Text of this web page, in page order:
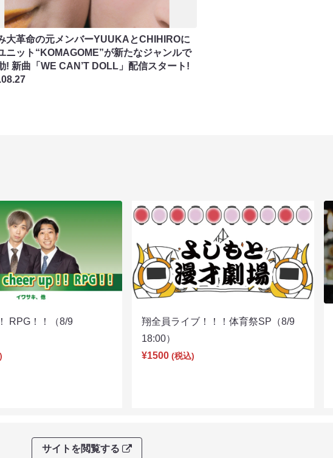
大革命の元メンバーYUUKAとCHIHIROに
ニット“KOMAGOME”が新たなジャンルで
! 新曲「WE CAN’T DOLL」配信スタート!
RPG！！（8/9
翔全員ライブ！！！体育祭SP（8/9
18:00）
¥1500 (税込)
サイトを閲覧する